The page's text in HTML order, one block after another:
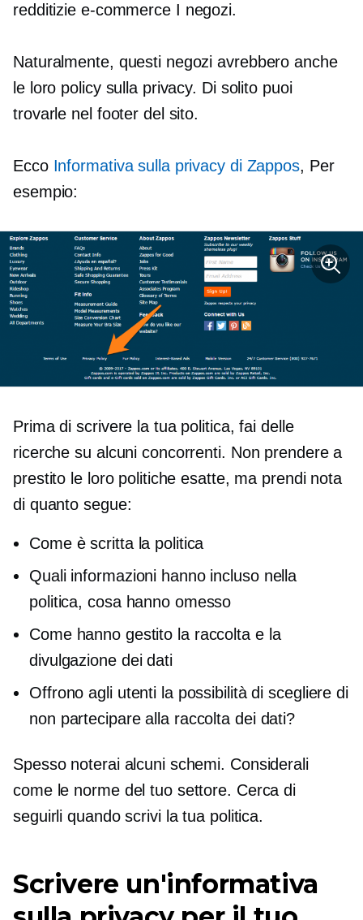
redditizie e-commerceI negozi.
Naturalmente, questi negozi avrebbero anche
le loro policy sulla privacy. Di solito puoi
trovarle nel footer del sito.
Ecco Informativa sulla privacy di Zappos, Per
esempio:
Prima di scrivere la tua politica, fai delle
ricerche su alcuni concorrenti. Non prendere a
prestito le loro politiche esatte, ma prendi nota
di quanto segue:
Come è scritta la politica
Quali informazioni hanno incluso nella
politica, cosa hanno omesso
Come hanno gestito la raccolta e la
divulgazione dei dati
Offrono agli utenti la possibilità di scegliere di
non partecipare alla raccolta dei dati?
Spesso noterai alcuni schemi. Considerali
come le norme del tuo settore. Cerca di
seguirli quando scrivi la tua politica.
Scrivere un'informativa